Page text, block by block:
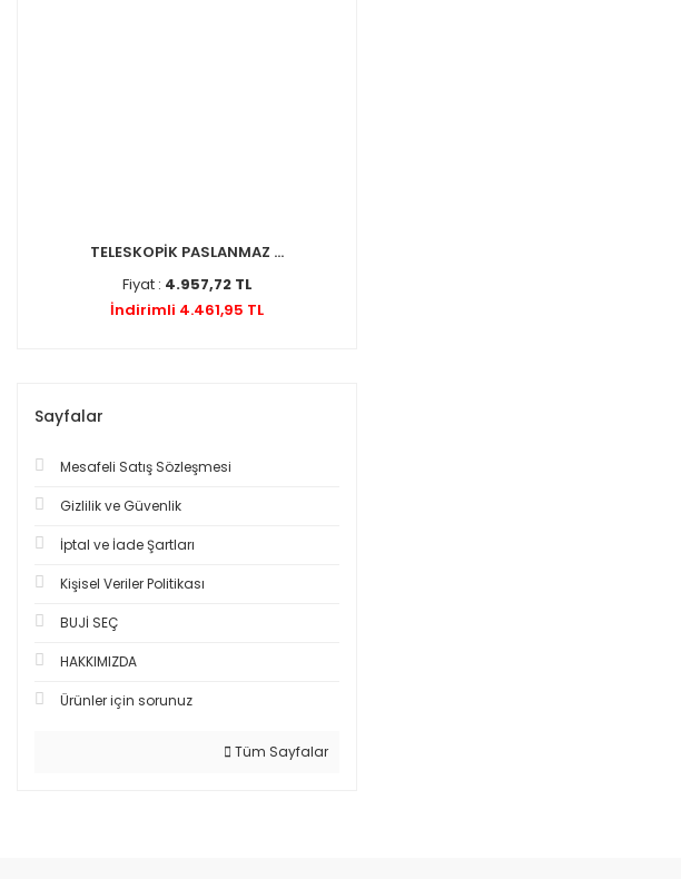
TELESKOPİK PASLANMAZ ...
Fiyat : 4.957,72 TL
İndirimli 4.461,95 TL
Sayfalar
Mesafeli Satış Sözleşmesi
Gizlilik ve Güvenlik
İptal ve İade Şartları
Kişisel Veriler Politikası
BUJİ SEÇ
HAKKIMIZDA
Ürünler için sorunuz
Tüm Sayfalar